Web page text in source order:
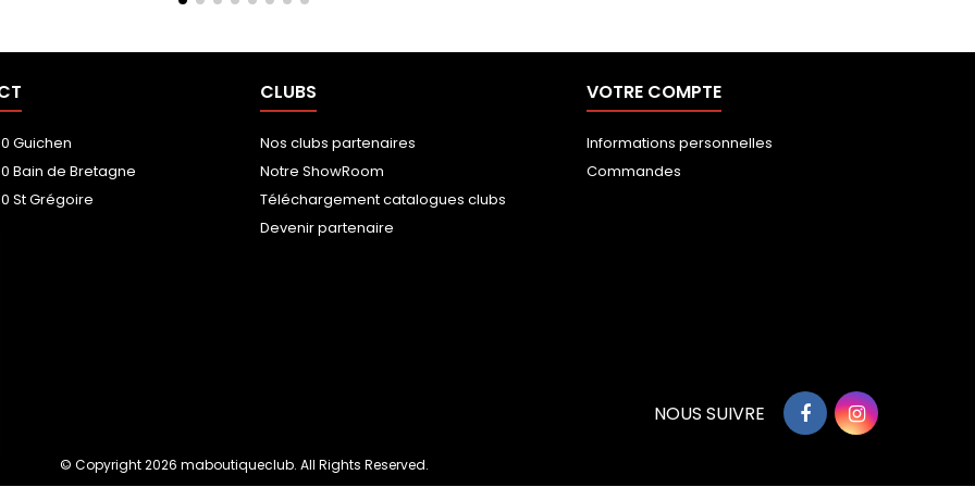
Guichen
Bain de Bretagne
St Grégoire
CLUBS
Nos clubs partenaires
Notre ShowRoom
Téléchargement catalogues clubs
Devenir partenaire
VOTRE COMPTE
Informations personnelles
Commandes
NOUS SUIVRE
© Copyright 2026 maboutiqueclub. All Rights Reserved.